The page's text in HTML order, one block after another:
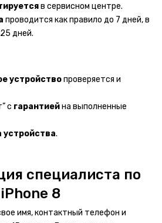
в сервисном центре.
проводится как правило до 7 дней, в
дней.
устройствопроверяется и
с гарантиейна выполненные
устройства.
специалиста по
iPhone 8
имя, контактный телефон и